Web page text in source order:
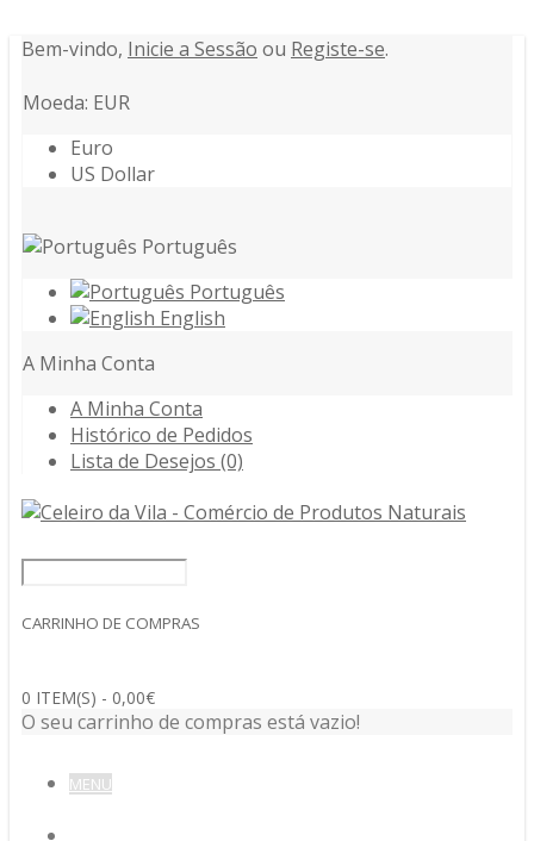
Bem-vindo, Inicie a Sessão ou Registe-se.
Moeda: EUR
Euro
US Dollar
Português
Português
English
A Minha Conta
A Minha Conta
Histórico de Pedidos
Lista de Desejos (0)
CARRINHO DE COMPRAS
0 ITEM(S) - 0,00€
O seu carrinho de compras está vazio!
MENU